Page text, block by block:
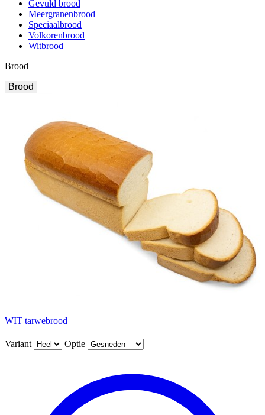
Gevuld brood
Meergranenbrood
Speciaalbrood
Volkorenbrood
Witbrood
Brood
Brood
WIT tarwebrood
Variant Optie